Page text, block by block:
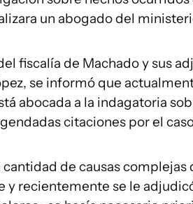
un abogado del
fiscalía de Machado y sus
se informó que
abocada a la indagatoria
citaciones por el
cantidad de causas
y recientemente se le